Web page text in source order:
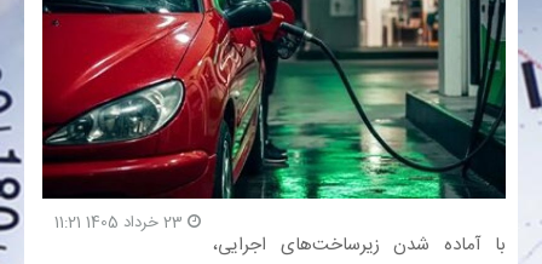
اجتماعی
صنعت معدن و تجارت
با آماده شدن زیرساخت‌های اجرایی،